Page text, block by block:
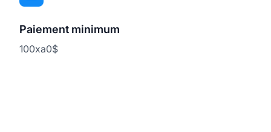
Paiement minimum
100xa0$